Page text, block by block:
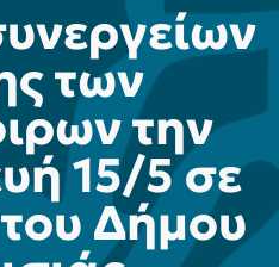
των
την
15/5 σε
Δήμου